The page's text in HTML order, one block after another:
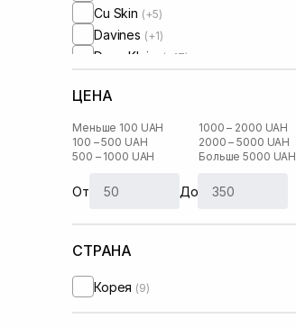
Cu Skin (+5)
Davines (+1)
Dear, Klairs (+17)
Dr. Ceuracle
Dr.Reju-All (+2)
Erborian(+7)
Geek and Gorgeous(+1)
Hugs
I'm From
IS Clinical
Instytutum
Lalarecipe(+6)
ЦЕНА
Меньше 100 UAH
100 – 500 UAH
500 – 1000 UAH
1000 – 2000 UAH
2000 – 5000 UAH
Больше 5000 UAH
От До
СТРАНА
Корея (9)